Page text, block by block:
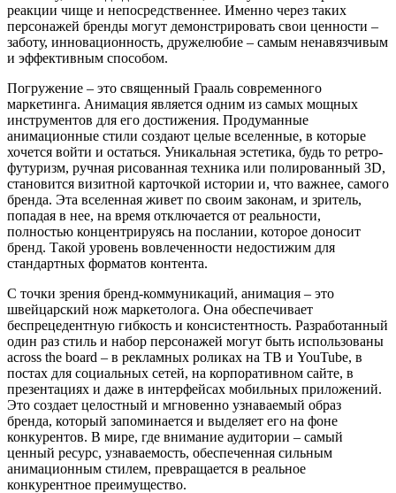
реакции чище и непосредственнее. Именно через таких
персонажей бренды могут демонстрировать свои ценности –
заботу, инновационность, дружелюбие – самым ненавязчивым
и эффективным способом.
Погружение – это священный Грааль современного
маркетинга. Анимация является одним из самых мощных
инструментов для его достижения. Продуманные
анимационные стили создают целые вселенные, в которые
хочется войти и остаться. Уникальная эстетика, будь то ретро-
футуризм, ручная рисованная техника или полированный 3D,
становится визитной карточкой истории и, что важнее, самого
бренда. Эта вселенная живет по своим законам, и зритель,
попадая в нее, на время отключается от реальности,
полностью концентрируясь на послании, которое доносит
бренд. Такой уровень вовлеченности недостижим для
стандартных форматов контента.
С точки зрения бренд-коммуникаций, анимация – это
швейцарский нож маркетолога. Она обеспечивает
беспрецедентную гибкость и консистентность. Разработанный
один раз стиль и набор персонажей могут быть использованы
across the board – в рекламных роликах на ТВ и YouTube, в
постах для социальных сетей, на корпоративном сайте, в
презентациях и даже в интерфейсах мобильных приложений.
Это создает целостный и мгновенно узнаваемый образ
бренда, который запоминается и выделяет его на фоне
конкурентов. В мире, где внимание аудитории – самый
ценный ресурс, узнаваемость, обеспеченная сильным
анимационным стилем, превращается в реальное
конкурентное преимущество.